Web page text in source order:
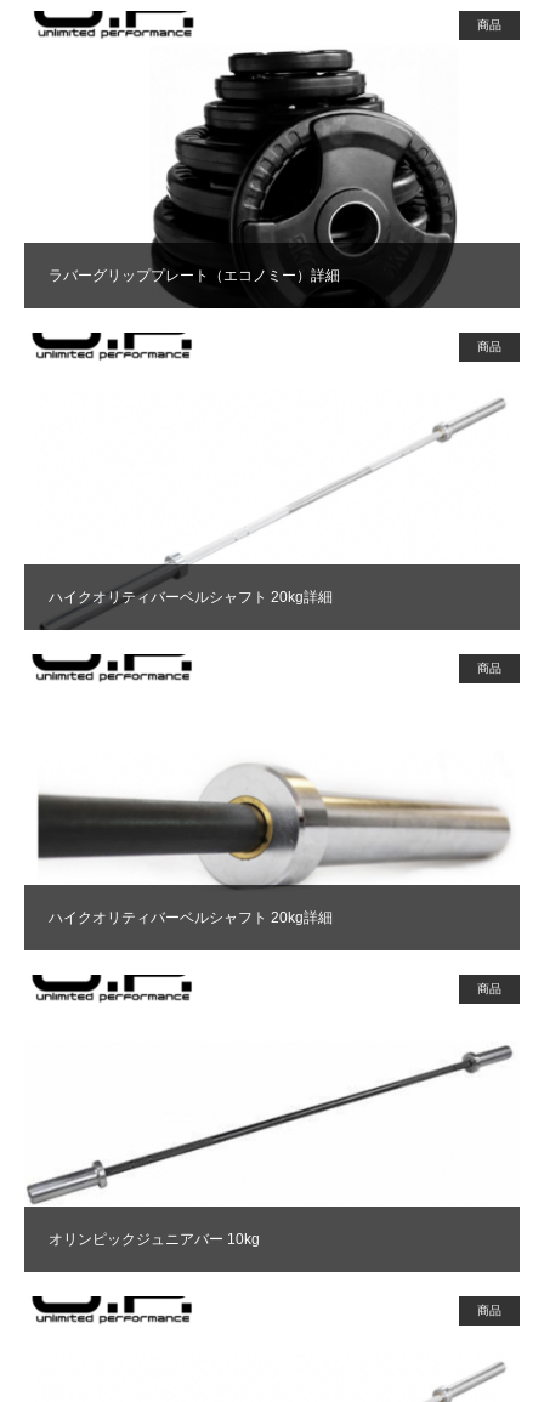
ラバーグリッププレート（エコノミー）詳細
商品
ハイクオリティバーベルシャフト 20kg詳細
商品
ハイクオリティバーベルシャフト 20kg詳細
商品
オリンピックジュニアバー 10kg
商品
商品